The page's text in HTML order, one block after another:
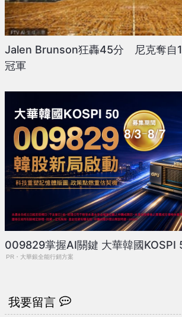
Jalen Brunson狂轟45分 尼克奪自
冠軍
009829掌握AI關鍵 大華韓國KOSPI
PR・大華銀全能行銷方案
我要留言